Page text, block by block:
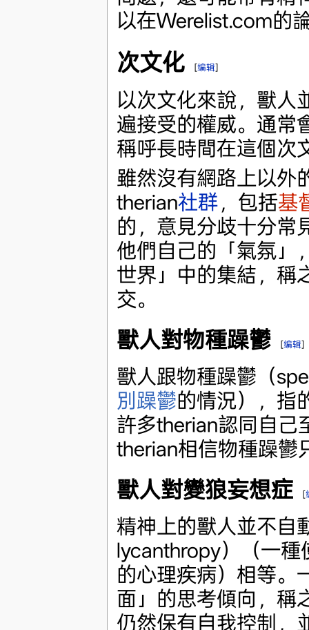
以在Werelist.com的
次文化 [编辑]
以次文化來說，獸人
遍接受的權威。通常
稱呼長時間在這個次
雖然沒有網路上以外
therian社群，包括基
的，意見分歧十分常
他們自己的「氣氛」
世界」中的集結，稱
交。
獸人對物種躁鬱 [编辑]
獸人跟物種躁鬱（
別躁鬱的情況），指
許多therian認同自己
therian相信物種躁鬱
獸人對變狼妄想症 [
精神上的獸人並不自
lycanthropy）（一種
的心理疾病）相等。
面」的思考傾向，稱
仍然保有自我控制，